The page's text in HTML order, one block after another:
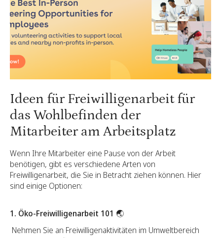
Ideen für Freiwilligenarbeit für
das Wohlbefinden der
Mitarbeiter am Arbeitsplatz
Wenn Ihre Mitarbeiter eine Pause von der Arbeit
benötigen, gibt es verschiedene Arten von
Freiwilligenarbeit, die Sie in Betracht ziehen können. Hier
sind einige Optionen:
1. Öko-Freiwilligenarbeit 101 🌏
Nehmen Sie an Freiwilligenaktivitäten im Umweltbereich